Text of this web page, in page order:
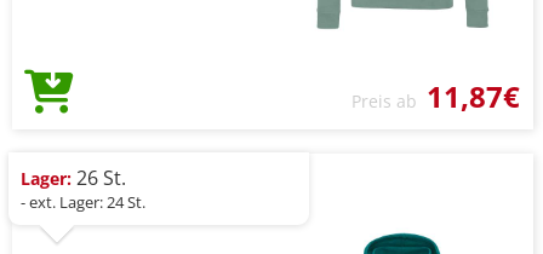
Preis ab 11,87€
Lager: 26 St.
- ext. Lager: 24 St.